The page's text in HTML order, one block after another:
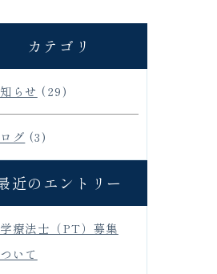
カテゴリ
らせ (29)
グ (3)
近のエントリー
療法士（PT）募集
いて